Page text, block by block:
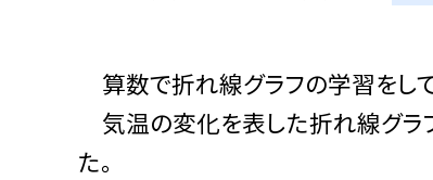
算数で折れ線グラフの学習をして
気温の変化を表した折れ線グラ
た。